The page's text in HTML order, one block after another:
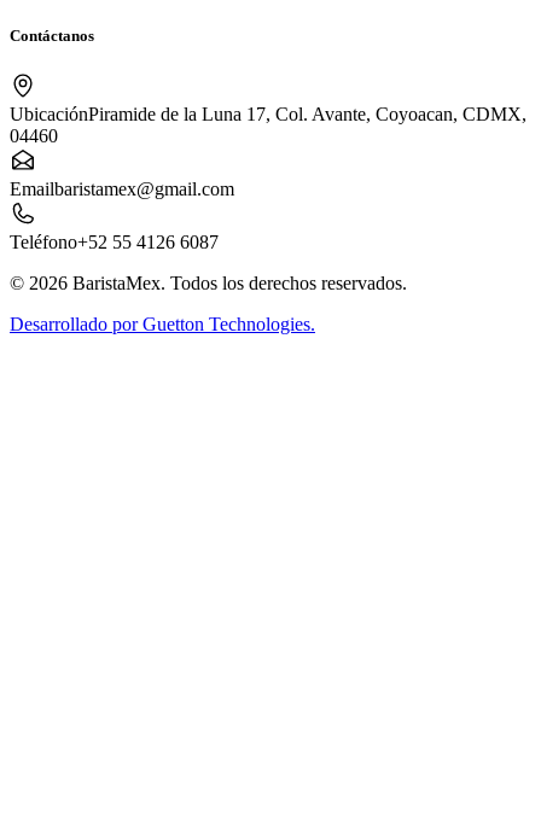
Contáctanos
UbicaciónPiramide de la Luna 17, Col. Avante, Coyoacan, CDMX,
04460
Emailbaristamex@gmail.com
Teléfono+52 55 4126 6087
© 2026 BaristaMex. Todos los derechos reservados.
Desarrollado por Guetton Technologies.